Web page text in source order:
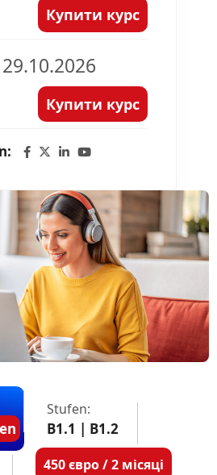
Купити курс
Купити курс
Stufen:
B1.1 | B1.2
450 євро / 2 місяці